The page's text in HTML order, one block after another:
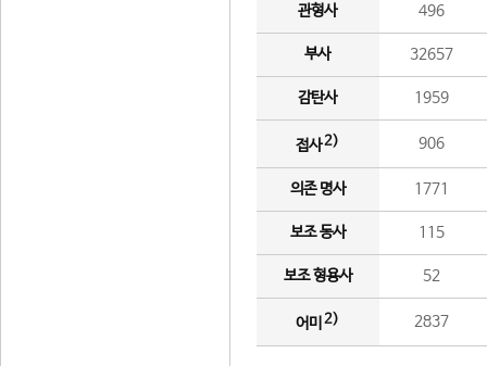
관형사 496
부사 32657
감탄사 1959
접사2) 906
의존 명사 1771
보조 동사 115
보조 형용사 52
어미 2) 2837